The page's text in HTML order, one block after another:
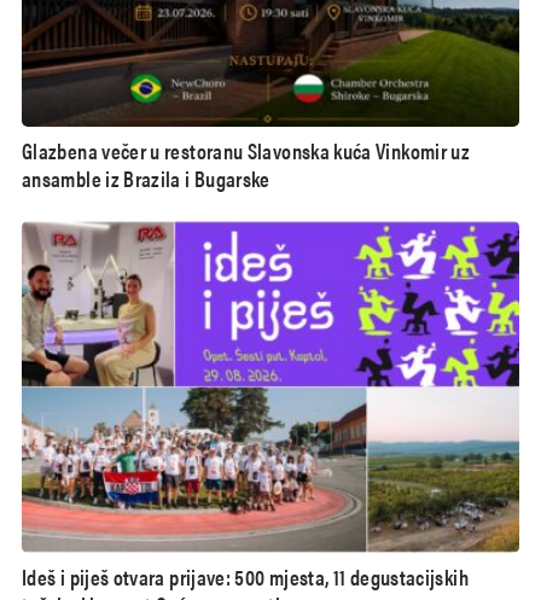
Glazbena večer u restoranu Slavonska kuća Vinkomir uz
ansamble iz Brazila i Bugarske
Ideš i piješ otvara prijave: 500 mjesta, 11 degustacijskih